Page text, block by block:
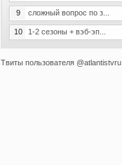
9 сложный вопрос по з...
10 1-2 сезоны + вэб-эп...
Твиты пользователя @atlantistvru